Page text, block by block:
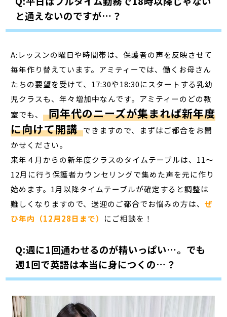
と通えないのですが…？
A:レッスンの曜日や時間帯は、保護者の声を反映させて
毎年作り替えています。アミティーでは、働くお母さん
たちの要望を受けて、17:30や18:30にスタートする乳幼
児クラスも、年々増加中なんです。アミティーのどの教
室でも、 同年代のニーズが集まれば新年度
に向けて開講 できますので、まずはご都合をお聞
かせください。
来年４月からの新年度クラスのタイムテーブルは、11～
12月に行う保護者カウンセリングで集めた声を元に作り
始めます。1月以降タイムテーブルが確定すると調整は
難しくなりますので、送迎のご都合でお悩みの方は、ぜ
ひ年内（12月28日まで） にご相談を！
Q:週に1回通わせるのが精いっぱい…。でも
週1回で英語は本当に身につくの…？